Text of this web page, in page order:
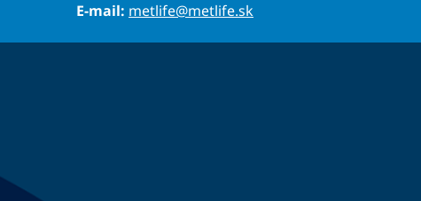
E-mail: metlife@metlife.sk